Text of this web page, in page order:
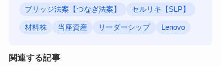
ブリッジ法案【つなぎ法案】 セルリキ【SLP】
材料株 当座資産 リーダーシップ Lenovo
関連する記事